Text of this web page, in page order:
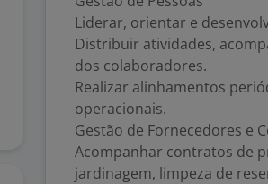
Liderar, orientar e
Distribuir atividades,
dos colaboradores.
Realizar alinhamentos
operacionais.
Gestão de Fornecedores e
Acompanhar contratos de
jardinagem, limpeza de